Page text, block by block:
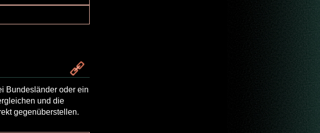
Bundesländer oder ein
und die
gegenüberstellen.